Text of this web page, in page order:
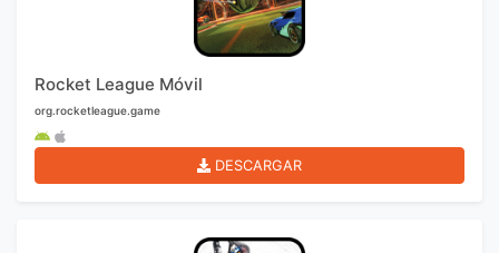
Rocket League Móvil
org.rocketleague.game
DESCARGAR